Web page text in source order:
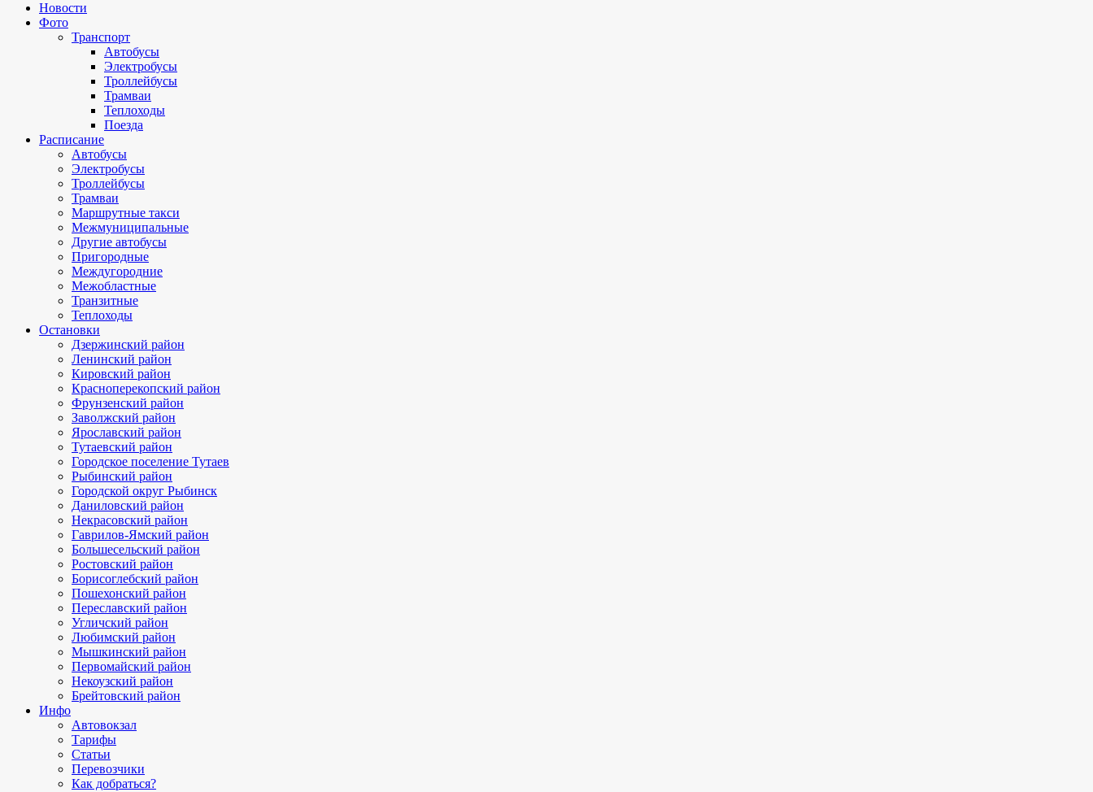
Новости
Фото
Транспорт
Автобусы
Электробусы
Троллейбусы
Трамваи
Теплоходы
Поезда
Расписание
Автобусы
Электробусы
Троллейбусы
Трамваи
Маршрутные такси
Межмуниципальные
Другие автобусы
Пригородные
Междугородние
Межобластные
Транзитные
Теплоходы
Остановки
Дзержинский район
Ленинский район
Кировский район
Красноперекопский район
Фрунзенский район
Заволжский район
Ярославский район
Тутаевский район
Городское поселение Тутаев
Рыбинский район
Городской округ Рыбинск
Даниловский район
Некрасовский район
Гаврилов-Ямский район
Большесельский район
Ростовский район
Борисоглебский район
Пошехонский район
Переславский район
Угличский район
Любимский район
Мышкинский район
Первомайский район
Некоузский район
Брейтовский район
Инфо
Автовокзал
Тарифы
Статьи
Перевозчики
Как добраться?